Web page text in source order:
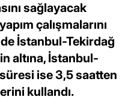
sağlayacak
çalışmalarını
İstanbul-Tekirdağ
altına, İstanbul-
ise 3,5 saatten
kullandı.